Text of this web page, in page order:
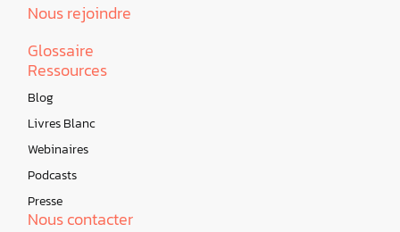
Nous rejoindre
Glossaire
Ressources
Blog
Livres Blanc
Webinaires
Podcasts
Presse
Nous contacter